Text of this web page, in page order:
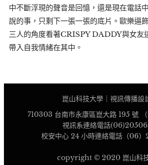
中不斷浮現的聲音是回憶，還是現在電話
說的事，只剩下一張一張的底片。歐樂逼
三人的角度看著CRISPY DADDY與女友
帶入自我情緒在其中。
崑山科技大學｜視訊傳播設
710303 台南市永康區崑大路 195 號
視訊系連絡電話
校安中心 24 小時連絡電話（06
copyright © 2020 崑山科